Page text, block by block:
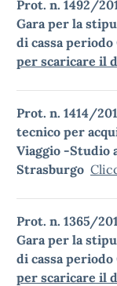
Prot. n. 1492/
Gara per la
di cassa
per scaricare il
Prot. n. 1414/
tecnico per
Viaggio -Studio
Strasburgo
Prot. n. 1365/
Gara per la
di cassa
per scaricare il